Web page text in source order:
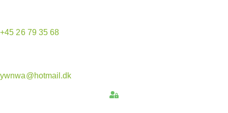
+45 26 79 35 68
ywnwa@hotmail.dk